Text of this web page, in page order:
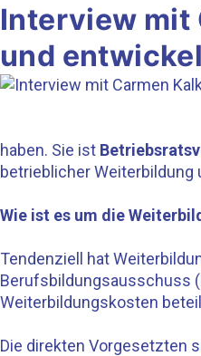
Interview mit
und
haben. Sie ist
betrieblicher
Wie ist es um die
Tendenziell hat
Berufsbildungsausschuss
Weiterbildungskosten
Die direkten Vorgesetzten